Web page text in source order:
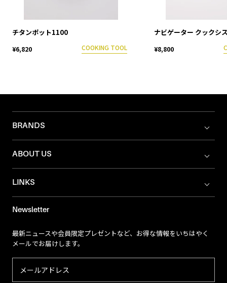
チタンポット1100
COOKING TOOL
¥6,820
ナビゲーター クックシ
¥8,800
BRANDS
ABOUT US
LINKS
Newsletter
最新ニュースや会員限定プレゼントなど、お得な情報をいちはやく
メールでお届けします。